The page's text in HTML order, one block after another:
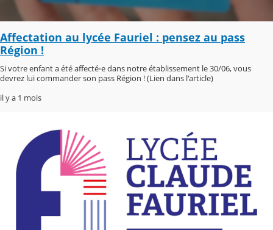
Affectation au lycée Fauriel : pensez au pass
Région !
Si votre enfant a été affecté⋅e dans notre établissement le 30/06, vous
devrez lui commander son pass Région ! (Lien dans l'article)
il y a 1 mois